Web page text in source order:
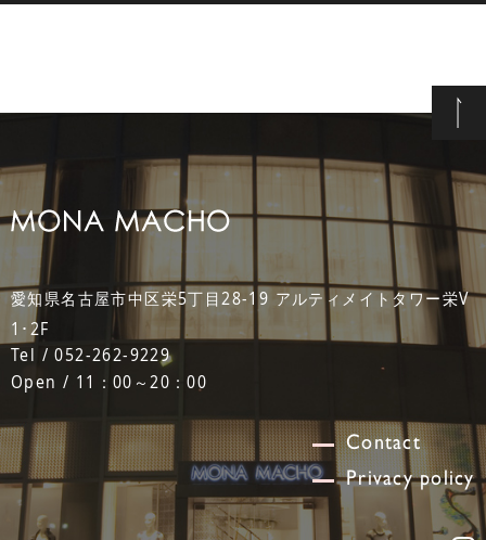
愛知県名古屋市中区栄5丁目28-19 アルティメイトタワー栄V
1･2F
Tel / 052-262-9229
Open / 11：00～20：00
Contact
Privacy policy